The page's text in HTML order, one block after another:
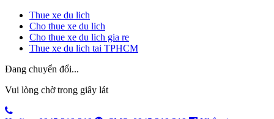
Thue xe du lich
Cho thue xe du lich
Cho thue xe du lich gia re
Thue xe du lich tai TPHCM
Đang chuyển đổi...
Vui lòng chờ trong giây lát